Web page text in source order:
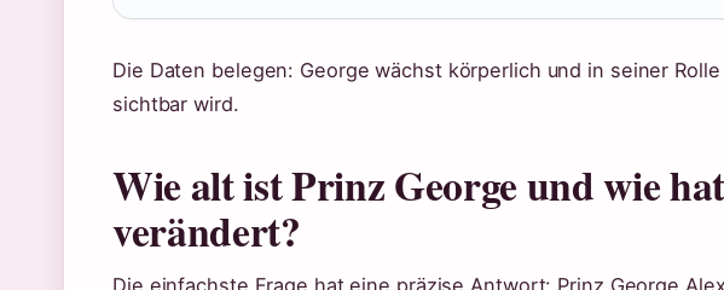
Die Daten belegen: George wächst körperlich und in seiner
sichtbar wird.
Wie alt ist Prinz George und wie
verändert?